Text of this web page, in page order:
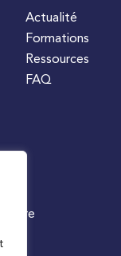
Actualité
Formations
Ressources
FAQ